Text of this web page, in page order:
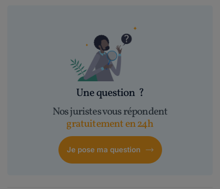
Une question ?
Nos juristes vous répondent
gratuitement en 24h
Je pose ma question